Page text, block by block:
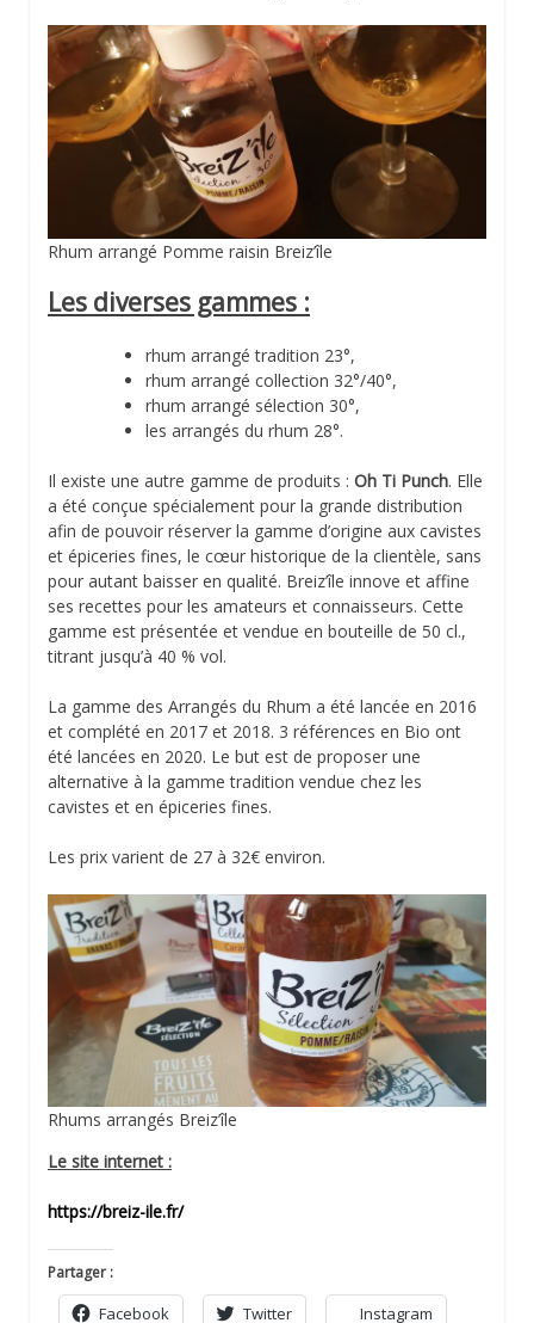
Rhum arrangé Pomme raisin Breiz’île
Les diverses gammes :
rhum arrangé tradition 23°,
rhum arrangé collection 32°/40°,
rhum arrangé sélection 30°,
les arrangés du rhum 28°.
Il existe une autre gamme de produits : Oh Ti Punch. Elle
a été conçue spécialement pour la grande distribution
afin de pouvoir réserver la gamme d’origine aux cavistes
et épiceries fines, le cœur historique de la clientèle, sans
pour autant baisser en qualité. Breiz’île innove et affine
ses recettes pour les amateurs et connaisseurs. Cette
gamme est présentée et vendue en bouteille de 50 cl.,
titrant jusqu’à 40 % vol.
La gamme des Arrangés du Rhum a été lancée en 2016
et complété en 2017 et 2018. 3 références en Bio ont
été lancées en 2020. Le but est de proposer une
alternative à la gamme tradition vendue chez les
cavistes et en épiceries fines.
Les prix varient de 27 à 32€ environ.
Rhums arrangés Breiz’île
Le site internet :
https://breiz-ile.fr/
Partager :
Facebook Twitter Instagram